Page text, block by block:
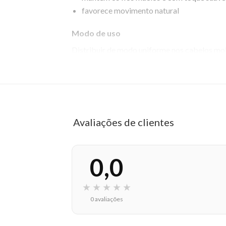
favorece movimento natural
Modo de uso
Avaliações de clientes
0,0
★ ★ ★ ★ ★
0 avaliações